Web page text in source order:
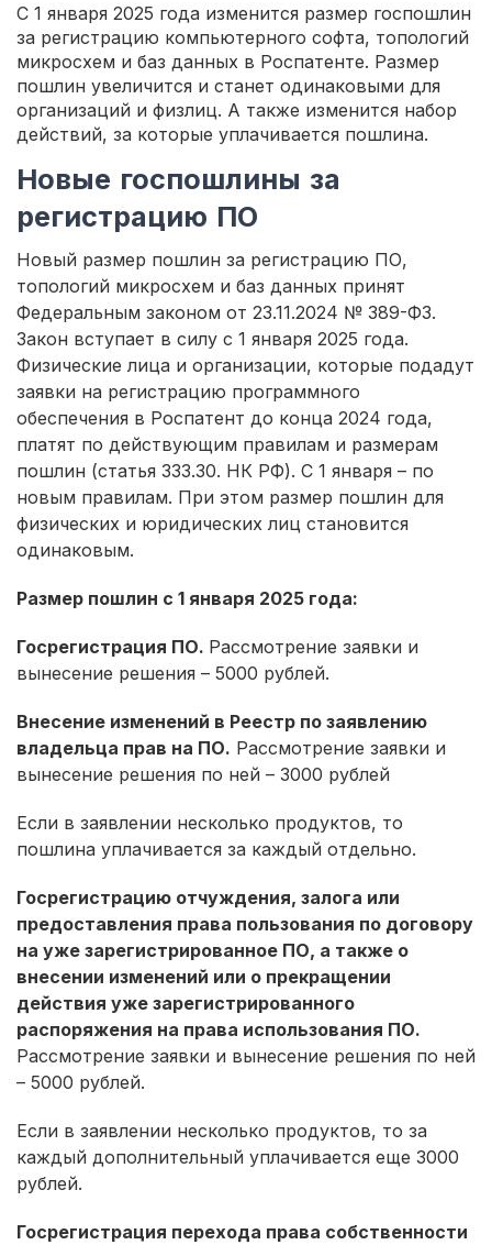
С 1 января 2025 года изменится размер госпошлин
за регистрацию компьютерного софта, топологий
микросхем и баз данных в Роспатенте. Размер
пошлин увеличится и станет одинаковыми для
организаций и физлиц. А также изменится набор
действий, за которые уплачивается пошлина.
Новые госпошлины за
регистрацию ПО
Новый размер пошлин за регистрацию ПО,
топологий микросхем и баз данных принят
Федеральным законом от 23.11.2024 № 389-ФЗ.
Закон вступает в силу с 1 января 2025 года.
Физические лица и организации, которые подадут
заявки на регистрацию программного
обеспечения в Роспатент до конца 2024 года,
платят по действующим правилам и размерам
пошлин (статья 333.30. НК РФ). С 1 января – по
новым правилам. При этом размер пошлин для
физических и юридических лиц становится
одинаковым.
Размер пошлин с 1 января 2025 года:
Госрегистрация ПО. Рассмотрение заявки и
вынесение решения – 5000 рублей.
Внесение изменений в Реестр по заявлению
владельца прав на ПО. Рассмотрение заявки и
вынесение решения по ней – 3000 рублей
Если в заявлении несколько продуктов, то
пошлина уплачивается за каждый отдельно.
Госрегистрацию отчуждения, залога или
предоставления права пользования по договору
на уже зарегистрированное ПО, а также о
внесении изменений или о прекращении
действия уже зарегистрированного
распоряжения на права использования ПО.
Рассмотрение заявки и вынесение решения по ней
– 5000 рублей.
Если в заявлении несколько продуктов, то за
каждый дополнительный уплачивается еще 3000
рублей.
Госрегистрация перехода права собственности